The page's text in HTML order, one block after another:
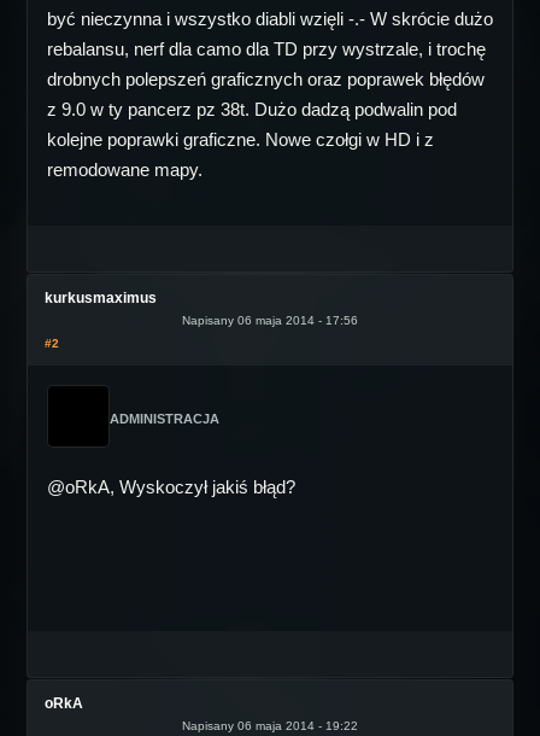
być nieczynna i wszystko diabli wzięli -.- W skrócie dużo
rebalansu, nerf dla camo dla TD przy wystrzale, i trochę
drobnych polepszeń graficznych oraz poprawek błędów
z 9.0 w ty pancerz pz 38t. Dużo dadzą podwalin pod
kolejne poprawki graficzne. Nowe czołgi w HD i z
remodowane mapy.
kurkusmaximus
Napisany 06 maja 2014 - 17:56
#2
ADMINISTRACJA
@oRkA, Wyskoczył jakiś błąd?
oRkA
Napisany 06 maja 2014 - 19:22